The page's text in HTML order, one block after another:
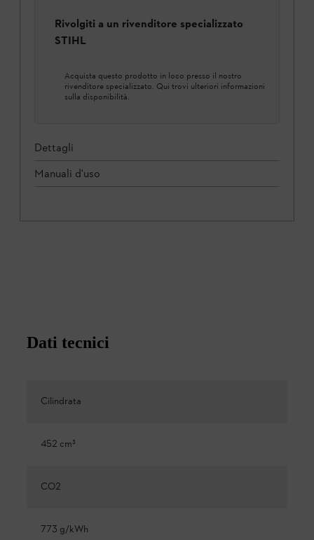
Rivolgiti a un rivenditore specializzato
STIHL
Acquista questo prodotto in loco presso il nostro
rivenditore specializzato. Qui trovi ulteriori informazioni
sulla disponibilità.
Dettagli
Manuali d'uso
Dati tecnici
Cilindrata
452 cm³
CO2
773 g/kWh